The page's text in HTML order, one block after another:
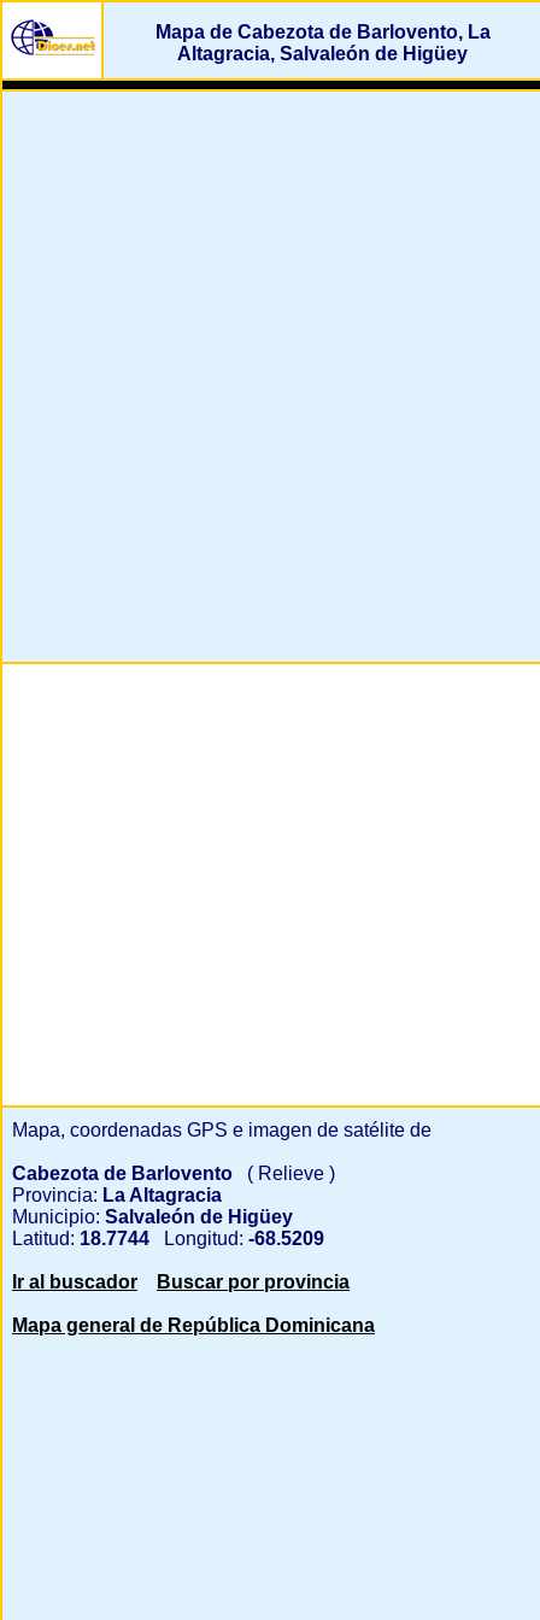
Mapa de Cabezota de Barlovento, La
Altagracia, Salvaleón de Higüey
Mapa, coordenadas GPS e imagen de satélite de
Cabezota de Barlovento
( Relieve )
Provincia: La Altagracia
Municipio: Salvaleón de Higüey
Latitud: 18.7744 Longitud: -68.5209
Ir al buscador Buscar por provincia
Mapa general de República Dominicana